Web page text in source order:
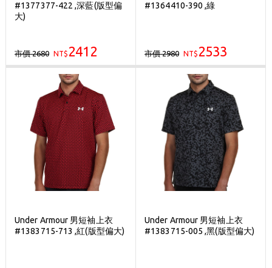
#1377377-422 ,深藍(版型偏
大)
市價 2680 NT$ 2412
#1364410-390 ,綠
市價 2980 NT$ 2533
Under Armour 男短袖上衣
#1383715-713 ,紅(版型偏大)
Under Armour 男短袖上衣
#1383715-005 ,黑(版型偏大)